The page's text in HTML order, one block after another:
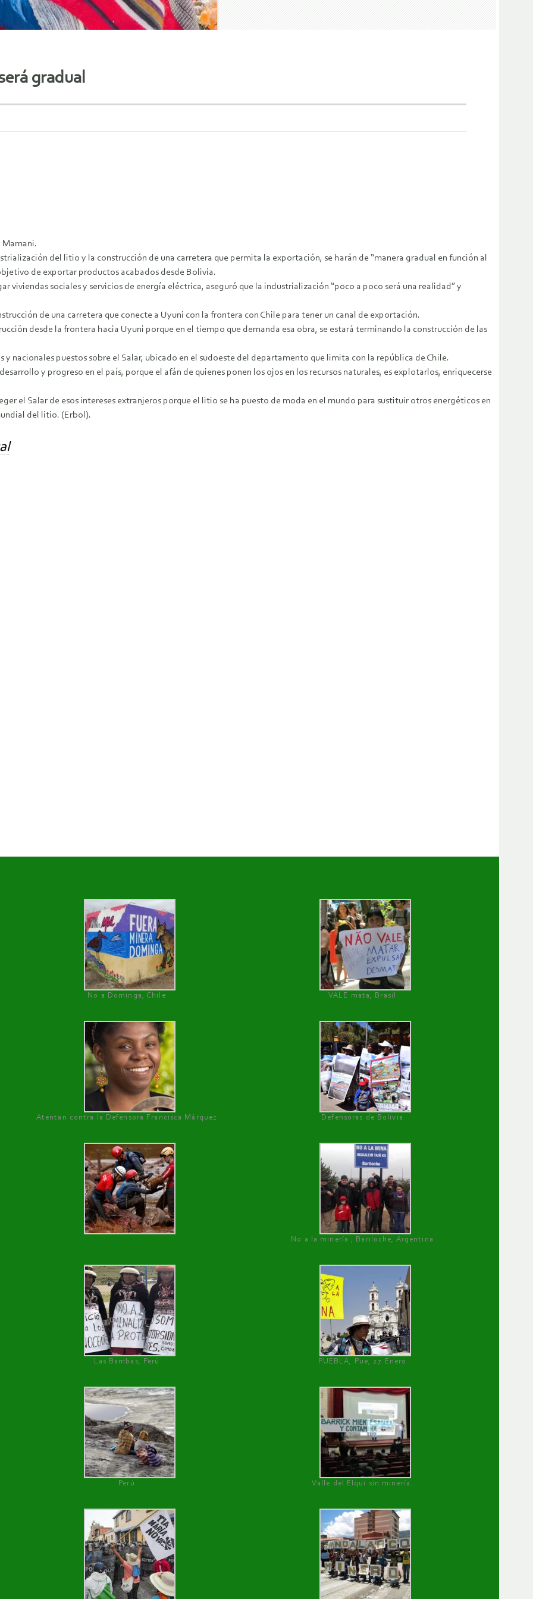
gradual
Mamani.
del litio y la construcción de una carretera que permita la exportación, se harán de “manera gradual en función al
de exportar productos acabados desde Bolivia.
viviendas sociales y servicios de energía eléctrica, aseguró que la industrialización “poco a poco será una realidad” y
de una carretera que conecte a Uyuni con la frontera con Chile para tener un canal de exportación.
desde la frontera hacia Uyuni porque en el tiempo que demanda esa obra, se estará terminando la construcción de las
nacionales puestos sobre el Salar, ubicado en el sudoeste del departamento que limita con la república de Chile.
y progreso en el país, porque el afán de quienes ponen los ojos en los recursos naturales, es explotarlos, enriquecerse
el Salar de esos intereses extranjeros porque el litio se ha puesto de moda en el mundo para sustituir otros energéticos en
del litio. (Erbol).
No a Dominga, Chile
VALE mata, Brasil
Atentan contra la Defensora Francisca Márquez Defensoras de Bolivia
No a la minería , Bariloche, Argentina
Las Bambas, Perú PUEBLA, Pue, 27 Enero
Perú Valle del Elqui sin minería.